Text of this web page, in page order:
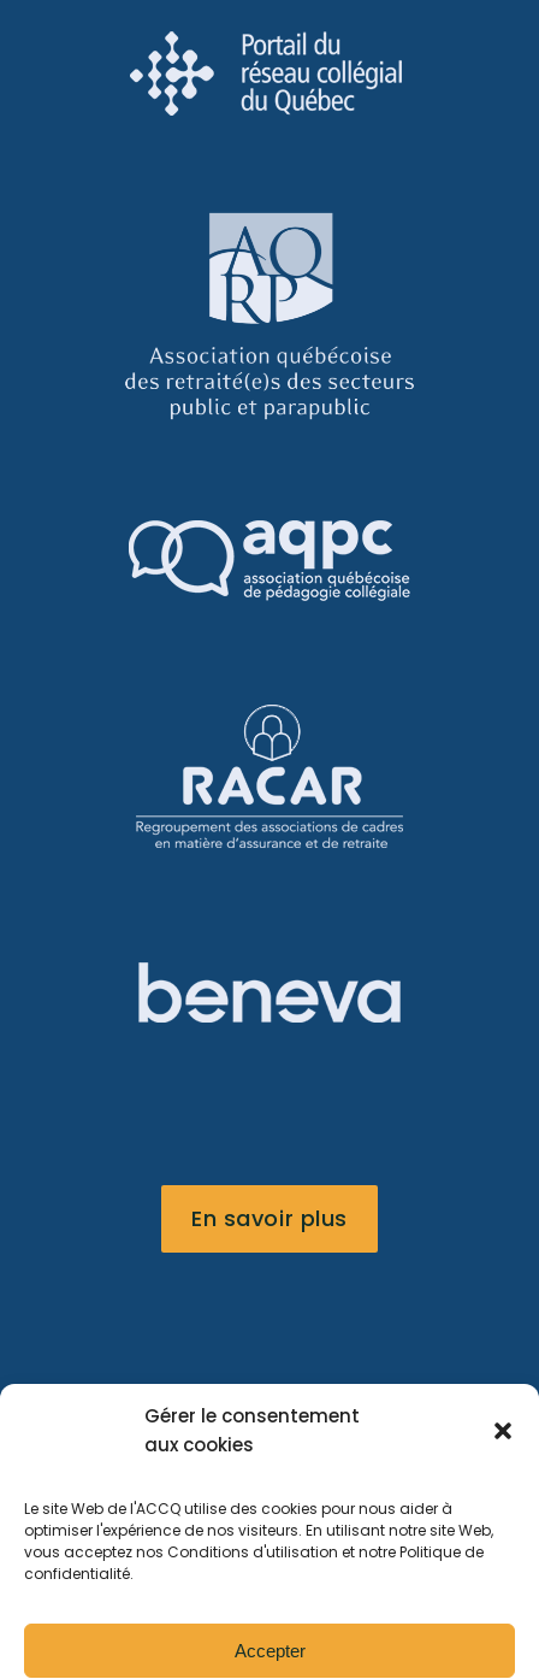
Gérer le consentement
aux cookies
Le site Web de l'ACCQ utilise des cookies pour nous aider à
optimiser l'expérience de nos visiteurs. En utilisant notre site Web,
vous acceptez nos Conditions d'utilisation et notre Politique de
confidentialité.
Accepter
En savoir plus
Portail
Tous droits réservés2026
Politique de confidentialité